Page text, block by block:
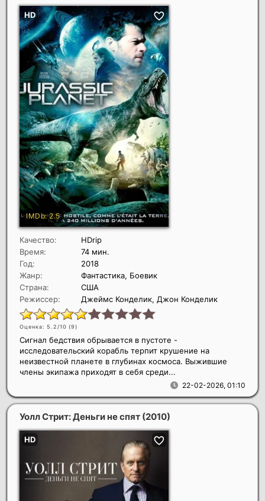
Качество:
HDrip
Время:
74 мин.
Год:
2018
Жанр:
Фантастика, Боевик
Страна:
США
Режиссер:
Джеймс Конделик, Джон Конделик
Оценка: 5.2/10 (9)
22-02-2026, 01:10
Сигнал бедствия обрывается в пустоте -
исследовательский корабль терпит крушение на
неизвестной планете в глубинах космоса. Выжившие
члены экипажа приходят в себя среди...
Уолл Стрит: Деньги не спят (2010)